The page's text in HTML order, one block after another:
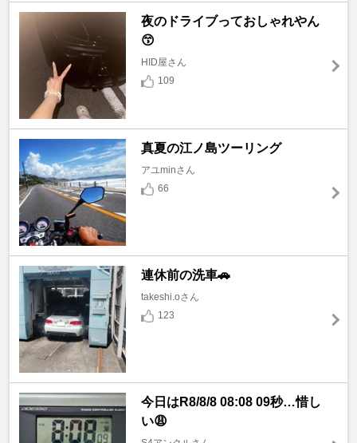
夜のドライブっておしゃれやん
😙
HID屋さん
109
真夏の江ノ島ツーリング
アユminさん
66
連休前の洗車🚗
takeshi.oさん
123
今日はR8/8/8 08:08 09秒…惜し
い😩